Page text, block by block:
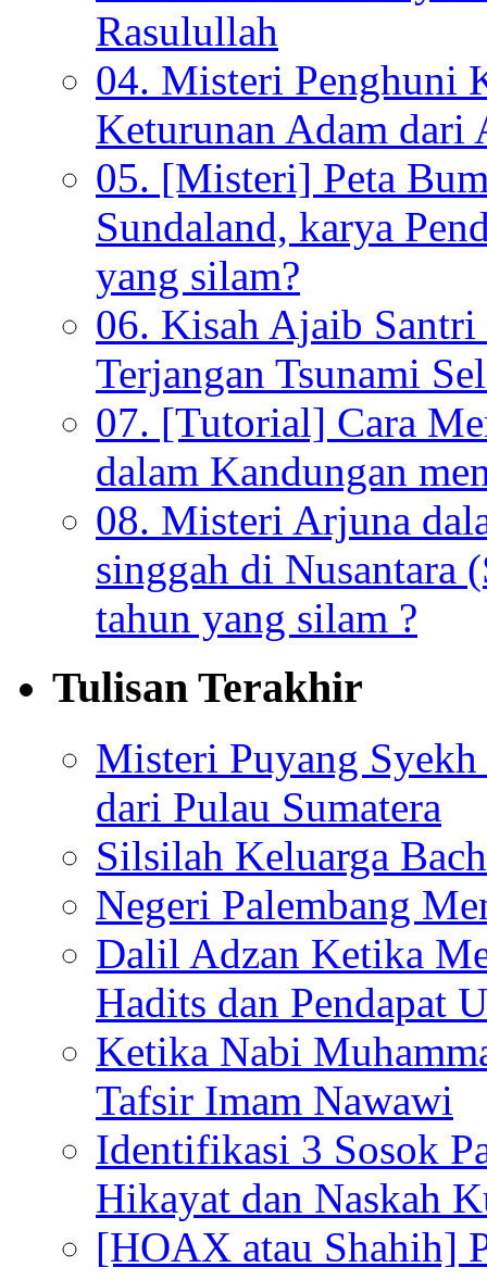
Rasulullah
04. Misteri Penghuni
Keturunan Adam dari
05. [Misteri] Peta
Sundaland, karya
yang silam?
06. Kisah Ajaib
Terjangan Tsunami
07. [Tutorial] Cara
dalam Kandungan
08. Misteri Arjuna
singgah di Nusantara
tahun yang silam ?
Tulisan Terakhir
Misteri Puyang
dari Pulau Sumatera
Silsilah Keluarga
Negeri Palembang
Dalil Adzan Ketika
Hadits dan Pendapat
Ketika Nabi
Tafsir Imam Nawawi
Identifikasi 3 Sosok
Hikayat dan Naskah
[HOAX atau Shahih]